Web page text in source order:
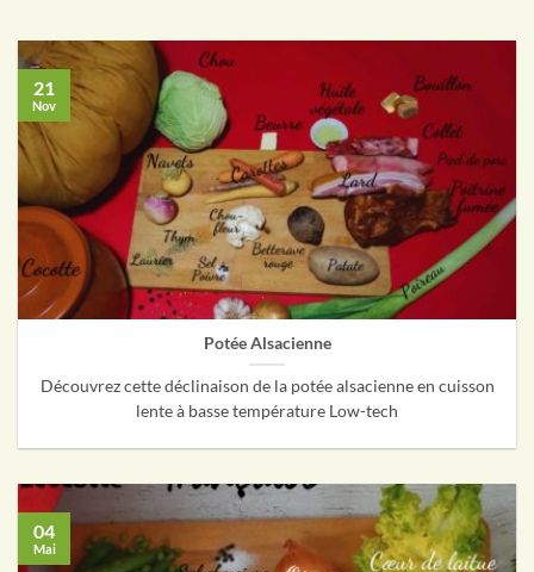
Potée Alsacienne
Découvrez cette déclinaison de la potée alsacienne en cuisson
lente à basse température Low-tech
21
Nov
04
Mai